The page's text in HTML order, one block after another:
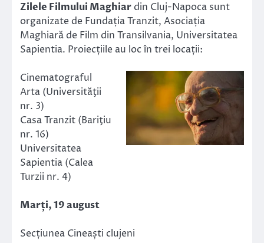
Zilele Filmului Maghiar din Cluj-Napoca sunt
organizate de Fundația Tranzit, Asociația
Maghiară de Film din Transilvania, Universitatea
Sapientia. Proiecțiile au loc în trei locații:
Cinematograful
Arta (Universităţii
nr. 3)
Casa Tranzit (Bariţiu
nr. 16)
Universitatea
Sapientia (Calea
Turzii nr. 4)
Marți, 19 august
Secțiunea Cineaști clujeni